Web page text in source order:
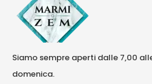
Siamo sempre aperti dalle 7,00
domenica.